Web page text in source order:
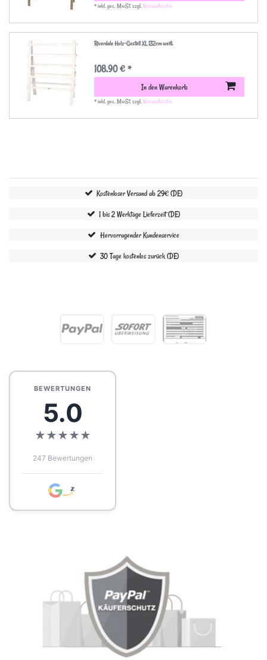
*inkl. ges. MwSt.zzgl.Versandkosten
Riverdale Holz-Gestell XL 132cm weiß
108,90 € *
In den Warenkorb
*inkl. ges. MwSt.zzgl.Versandkosten
Kostenloser Versand ab 29€ (DE)
1 bis 2 Werktage Lieferzeit (DE)
Hervorragender Kundenservice
30 Tage kostenlos zurück (DE)
BEWERTUNGEN
5.0
★★★★★
247 Bewertungen